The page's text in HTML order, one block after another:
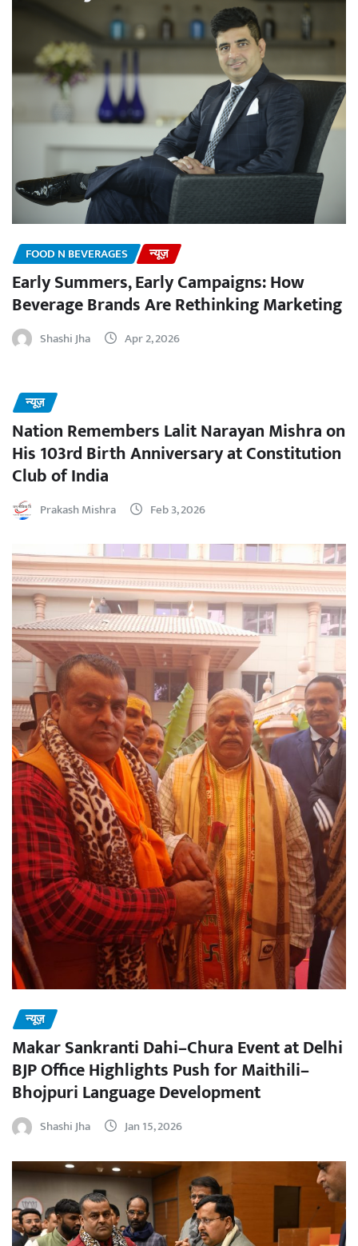
FOOD N BEVERAGES न्यूज़
Early Summers, Early Campaigns: How
Beverage Brands Are Rethinking Marketing
Shashi Jha Apr 2, 2026
न्यूज़
Nation Remembers Lalit Narayan Mishra on
His 103rd Birth Anniversary at Constitution
Club of India
Prakash Mishra Feb 3, 2026
न्यूज़
Makar Sankranti Dahi–Chura Event at Delhi
BJP Office Highlights Push for Maithili–
Bhojpuri Language Development
Shashi Jha Jan 15, 2026